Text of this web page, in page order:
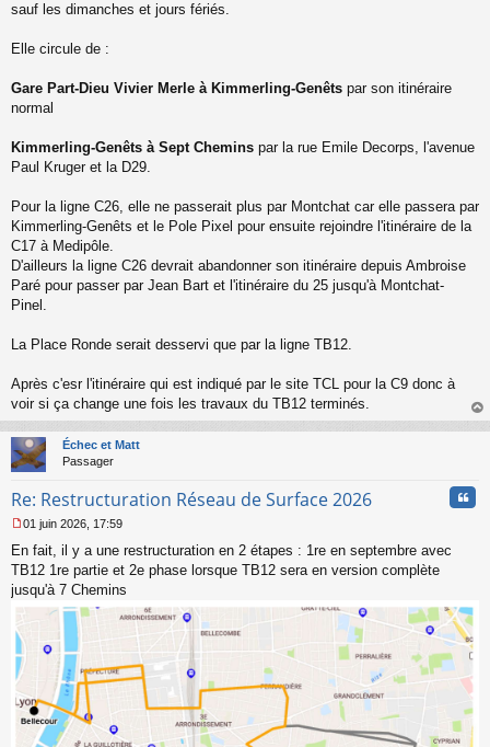
s
a
g
n
o
l
u
sauf les dimanches et jours fériés.
Elle circule de :
Gare Part-Dieu Vivier Merle à Kimmerling-Genêts par son itinéraire
normal
Kimmerling-Genêts à Sept Chemins par la rue Emile Decorps, l'avenue
Paul Kruger et la D29.
Pour la ligne C26, elle ne passerait plus par Montchat car elle passera par
Kimmerling-Genêts et le Pole Pixel pour ensuite rejoindre l'itinéraire de la
C17 à Medipôle.
D'ailleurs la ligne C26 devrait abandonner son itinéraire depuis Ambroise
Paré pour passer par Jean Bart et l'itinéraire du 25 jusqu'à Montchat-
Pinel.
La Place Ronde serait desservi que par la ligne TB12.
Après c'esr l'itinéraire qui est indiqué par le site TCL pour la C9 donc à
voir si ça change une fois les travaux du TB12 terminés.
au
Échec et Matt
Passager
Re: Restructuration Réseau de Surface 2026
e
s
s
o
l
u
01 juin 2026, 17:59
En fait, il y a une restructuration en 2 étapes : 1re en septembre avec
TB12 1re partie et 2e phase lorsque TB12 sera en version complète
jusqu'à 7 Chemins